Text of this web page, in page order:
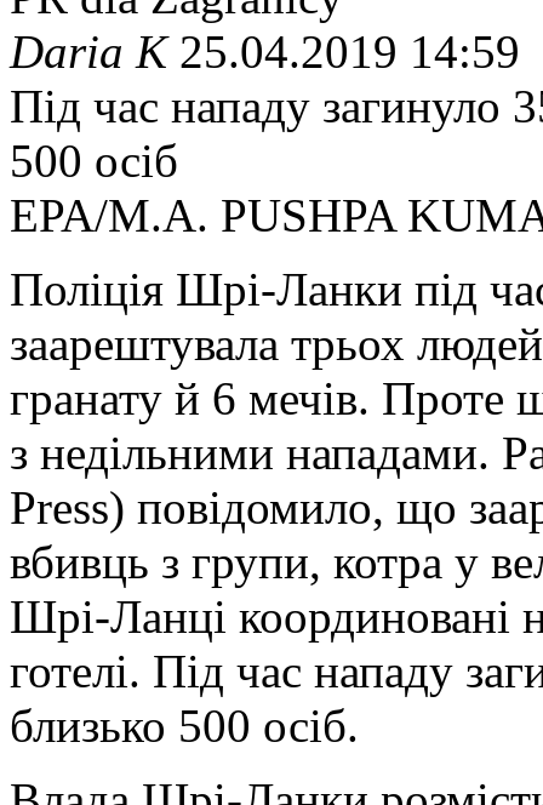
Daria K25.04.2019 14:59
Під час нападу загинуло
500 осіб
EPA/M.A. PUSHPA
Поліція Шрі-Ланки під
заарештувала трьох
гранату й 6 мечів. Проте
з недільними нападами.
Press) повідомило, що
вбивць з групи, котра у
Шрі-Ланці координовані
готелі. Під час нападу
близько 500 осіб.